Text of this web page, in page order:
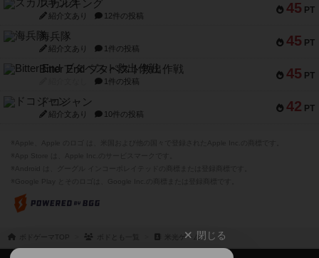
45 PT
スカルキング
紹介文あり 12件の投稿
45 PT
海兵隊
紹介文あり 1件の投稿
45 PT
Bitter End ブタペスト救出作戦
1件の投稿
42 PT
ドコジャン
紹介文あり 10件の投稿
ボドゲーマTOP 米光ゲーム閉じる